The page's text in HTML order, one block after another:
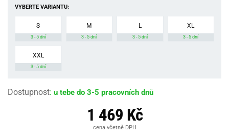
VYBERTE VARIANTU:
S
3 - 5 dní
M
3 - 5 dní
L
3 - 5 dní
XL
3 - 5 dní
XXL
3 - 5 dní
Dostupnost: u tebe do 3-5 pracovních dnů
1 469 Kč
cena včetně DPH